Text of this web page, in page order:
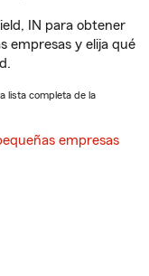
IN para obtener
empresas y elija qué
lista completa de la
empresas